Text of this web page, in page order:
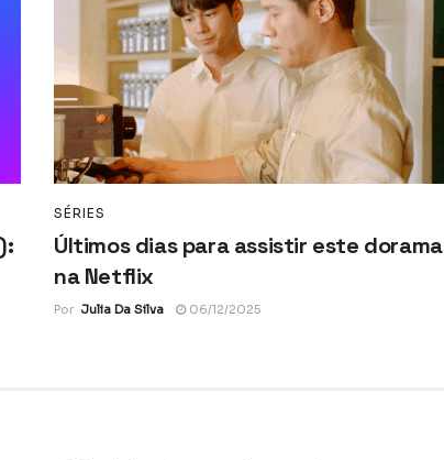
SÉRIES
Últimos dias para assistir este dorama
na Netflix
Por Julia Da Silva 06/12/2025